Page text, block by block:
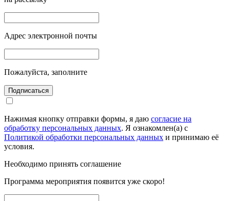
Адрес электронной почты
Пожалуйста, заполните
Подписаться
Нажимая кнопку отправки формы, я даю согласие на
обработку персональных данных. Я ознакомлен(а) с
Политикой обработки персональных данных и принимаю её
условия.
Необходимо принять соглашение
Программа мероприятия появится уже скоро!